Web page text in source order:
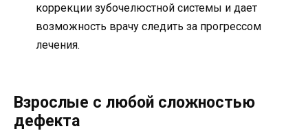
коррекции зубочелюстной системы и дает
возможность врачу следить за прогрессом
лечения.
Взрослые с любой сложностью
дефекта